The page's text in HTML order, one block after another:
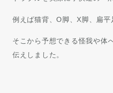
例えば猫背、O脚、X脚、扁平
そこから予想できる怪我や体
伝えしました。